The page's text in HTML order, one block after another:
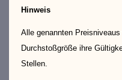
Hinweis
Alle genannten
Durchstoßgröße ihre
Stellen.